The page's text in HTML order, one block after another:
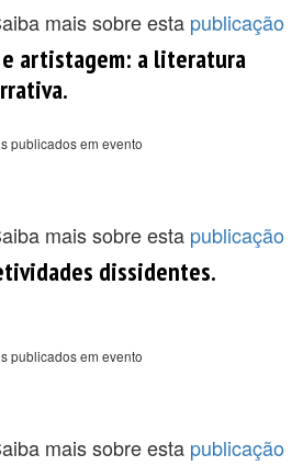
mais sobre esta publicação
artistagem: a literatura
publicados em evento
mais sobre esta publicação
dissidentes.
publicados em evento
mais sobre esta publicação